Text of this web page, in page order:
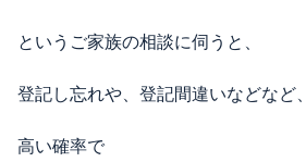
というご家族の相談に伺うと、
登記し忘れや、登記間違いなどなど、
高い確率で